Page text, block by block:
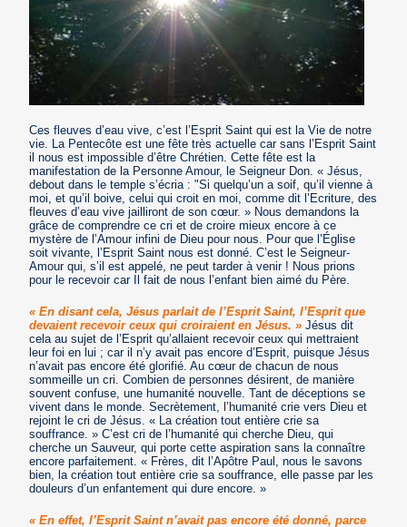
Ces fleuves d’eau vive, c’est l’Esprit Saint qui est la Vie de notre
vie. La Pentecôte est une fête très actuelle car sans l’Esprit Saint
il nous est impossible d’être Chrétien. Cette fête est la
manifestation de la Personne Amour, le Seigneur Don. « Jésus,
debout dans le temple s’écria : "Si quelqu’un a soif, qu’il vienne à
moi, et qu’il boive, celui qui croit en moi, comme dit l’Ecriture, des
fleuves d’eau vive jailliront de son cœur. » Nous demandons la
grâce de comprendre ce cri et de croire mieux encore à ce
mystère de l’Amour infini de Dieu pour nous. Pour que l’Église
soit vivante, l’Esprit Saint nous est donné. C’est le Seigneur-
Amour qui, s’il est appelé, ne peut tarder à venir ! Nous prions
pour le recevoir car Il fait de nous l’enfant bien aimé du Père.
« En disant cela, Jésus parlait de l’Esprit Saint, l’Esprit que
devaient recevoir ceux qui croiraient en Jésus. » Jésus dit
cela au sujet de l’Esprit qu’allaient recevoir ceux qui mettraient
leur foi en lui ; car il n’y avait pas encore d’Esprit, puisque Jésus
n’avait pas encore été glorifié. Au cœur de chacun de nous
sommeille un cri. Combien de personnes désirent, de manière
souvent confuse, une humanité nouvelle. Tant de déceptions se
vivent dans le monde. Secrètement, l’humanité crie vers Dieu et
rejoint le cri de Jésus. « La création tout entière crie sa
souffrance. » C’est cri de l’humanité qui cherche Dieu, qui
cherche un Sauveur, qui porte cette aspiration sans la connaître
encore parfaitement. « Frères, dit l’Apôtre Paul, nous le savons
bien, la création tout entière crie sa souffrance, elle passe par les
douleurs d’un enfantement qui dure encore. »
« En effet, l’Esprit Saint n’avait pas encore été donné, parce